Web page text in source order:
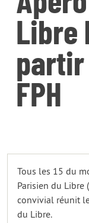
Libre
partir
FPH
Tous les 15 du
Parisien du Libre
convivial réunit
du Libre.